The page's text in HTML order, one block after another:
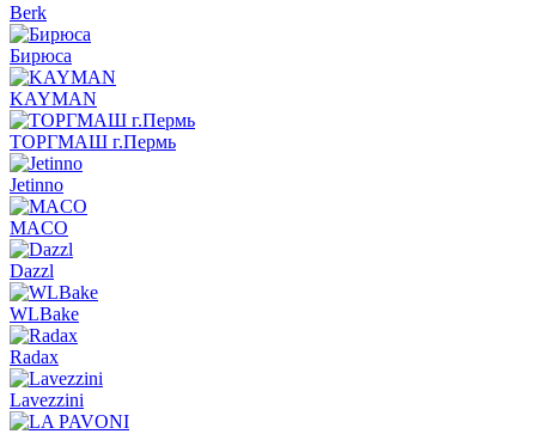
Berk
Бирюса
KAYMAN
ТОРГМАШ г.Пермь
Jetinno
MACO
Dazzl
WLBake
Radax
Lavezzini